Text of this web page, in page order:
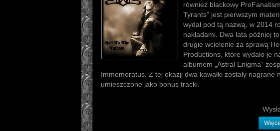
również blackowy
Tyrants” jest pierwszym
wydał pod tą nazwą, w 2014
nakładami. Dwa lata później
drugie wcielenie za sprawą
Productions, które wydało je
albumem „Astral Enigma”
Immemoratus. Z tej okazji dwa kawałki zostały nagrane
umieszczone jako bonus tracki.